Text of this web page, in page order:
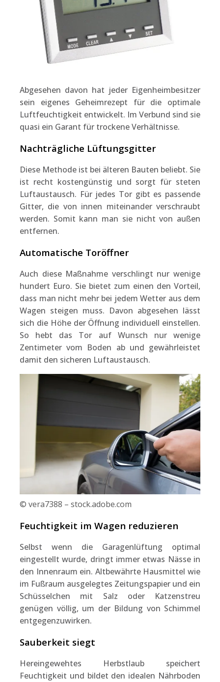
Abgesehen davon hat jeder Eigenheimbesitzer
sein eigenes Geheimrezept für die optimale
Luftfeuchtigkeit entwickelt. Im Verbund sind sie
quasi ein Garant für trockene Verhältnisse.
Nachträgliche Lüftungsgitter
Diese Methode ist bei älteren Bauten beliebt. Sie
ist recht kostengünstig und sorgt für steten
Luftaustausch. Für jedes Tor gibt es passende
Gitter, die von innen miteinander verschraubt
werden. Somit kann man sie nicht von außen
entfernen.
Automatische Toröffner
Auch diese Maßnahme verschlingt nur wenige
hundert Euro. Sie bietet zum einen den Vorteil,
dass man nicht mehr bei jedem Wetter aus dem
Wagen steigen muss. Davon abgesehen lässt
sich die Höhe der Öffnung individuell einstellen.
So hebt das Tor auf Wunsch nur wenige
Zentimeter vom Boden ab und gewährleistet
damit den sicheren Luftaustausch.
© vera7388 – stock.adobe.com
Feuchtigkeit im Wagen reduzieren
Selbst wenn die Garagenlüftung optimal
eingestellt wurde, dringt immer etwas Nässe in
den Innenraum ein. Altbewährte Hausmittel wie
im Fußraum ausgelegtes Zeitungspapier und ein
Schüsselchen mit Salz oder Katzenstreu
genügen völlig, um der Bildung von Schimmel
entgegenzuwirken.
Sauberkeit siegt
Hereingewehtes Herbstlaub speichert
Feuchtigkeit und bildet den idealen Nährboden